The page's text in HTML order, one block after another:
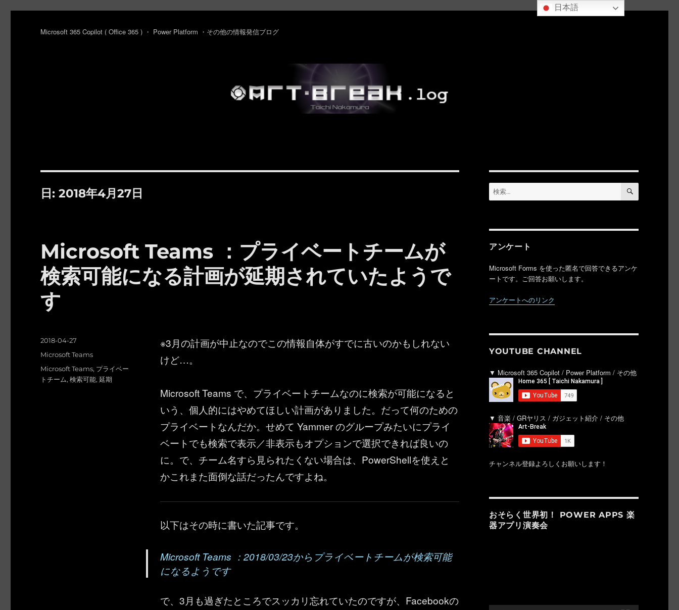
Microsoft 365 Copilot ( Office 365 ) ・ Power Platform ・その他の情報発信ブログ
日:2018年4月27日
Microsoft Teams ：プライベートチームが
検索可能になる計画が延期されていたようで
す
※3月の計画が中止なのでこの情報自体がすでに古いのかもしれない
けど…。
Microsoft Teams で、プライベートチームなのに検索が可能になると
いう、個人的にはやめてほしい計画がありました。だって何のための
プライベートなんだか。せめて Yammer のグループみたいにプライ
ベートでも検索で表示／非表示もオプションで選択できれば良いの
に。で、チーム名すら見られたくない場合は、PowerShellを使えと
かこれまた面倒な話だったんですよね。
以下はその時に書いた記事です。
Microsoft Teams ：2018/03/23からプライベートチームが検索可能
になるようです
で、3月も過ぎたところでスッカリ忘れていたのですが、Facebookの
投
2018-04-27
カ
ゴ
Microsoft Teams
タ
グ
Microsoft Teams, プライベー
トチーム,検索可能,延期
検
索:
検
アンケート
Microsoft Forms を使った匿名で回答できるアンケ
ートです。ご回答お願いします。
アンケートへのリンク
YOUTUBE CHANNEL
▼ Microsoft 365 Copilot / Power Platform / その他
▼ 音楽 / GRヤリス / ガジェット紹介 / その他
チャンネル登録よろしくお願いします！
おそらく世界初！ POWER APPS 楽
器アプリ演奏会
日本語